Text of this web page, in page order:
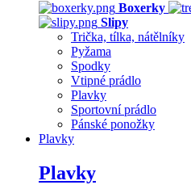
Boxerky
Slipy
Trička, tílka, nátělníky
Pyžama
Spodky
Vtipné prádlo
Plavky
Sportovní prádlo
Pánské ponožky
Plavky
Plavky